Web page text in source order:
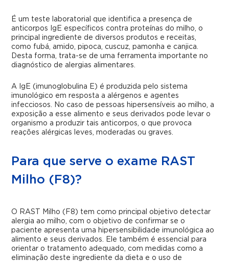
É um teste laboratorial que identifica a presença de
anticorpos IgE específicos contra proteínas do milho, o
principal ingrediente de diversos produtos e receitas,
como fubá, amido, pipoca, cuscuz, pamonha e canjica.
Desta forma, trata-se de uma ferramenta importante no
diagnóstico de alergias alimentares.
A IgE (imunoglobulina E) é produzida pelo sistema
imunológico em resposta a alérgenos e agentes
infecciosos. No caso de pessoas hipersensíveis ao milho, a
exposição a esse alimento e seus derivados pode levar o
organismo a produzir tais anticorpos, o que provoca
reações alérgicas leves, moderadas ou graves.
Para que serve o exame RAST
Milho (F8)?
O RAST Milho (F8) tem como principal objetivo detectar
alergia ao milho, com o objetivo de confirmar se o
paciente apresenta uma hipersensibilidade imunológica ao
alimento e seus derivados. Ele também é essencial para
orientar o tratamento adequado, com medidas como a
eliminação deste ingrediente da dieta e o uso de